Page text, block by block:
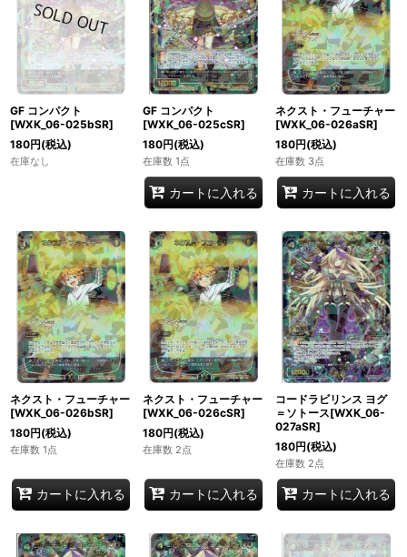
GF コンパクト
[WXK_06-025bSR]
180円(税込)
在庫なし
GF コンパクト
[WXK_06-025cSR]
180円(税込)
在庫数 1点
カートに入れる
ネクスト・フューチャー
[WXK_06-026aSR]
180円(税込)
在庫数 3点
カートに入れる
ネクスト・フューチャー
[WXK_06-026bSR]
180円(税込)
在庫数 1点
カートに入れる
ネクスト・フューチャー
[WXK_06-026cSR]
180円(税込)
在庫数 2点
カートに入れる
コードラビリンス ヨグ
＝ソトース[WXK_06-
027aSR]
180円(税込)
在庫数 2点
カートに入れる